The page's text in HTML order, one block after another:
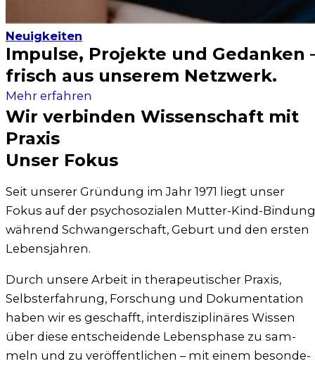
Neuigkeiten
Impulse, Projekte und Gedanken
frisch aus unserem Netzwerk.
Mehr erfah­ren
Wir verbinden Wissenschaft mit
Praxis
Unser Fokus
Seit unse­rer Grün­dung im Jahr 1971 liegt unser
Fokus auf der psy­cho­so­zia­len Mut­ter-Kind-Bin­dung
wäh­rend Schwan­ger­schaft, Geburt und den ers­ten
Lebens­jah­ren.
Durch unse­re Arbeit in the­ra­peu­ti­scher Pra­xis,
Selbst­er­fah­rung, For­schung und Doku­men­ta­ti­on
haben wir es geschafft, inter­dis­zi­pli­nä­res Wis­sen
über die­se ent­schei­den­de Lebens­pha­se zu sam­
meln und zu ver­öf­fent­li­chen – mit einem beson­de­